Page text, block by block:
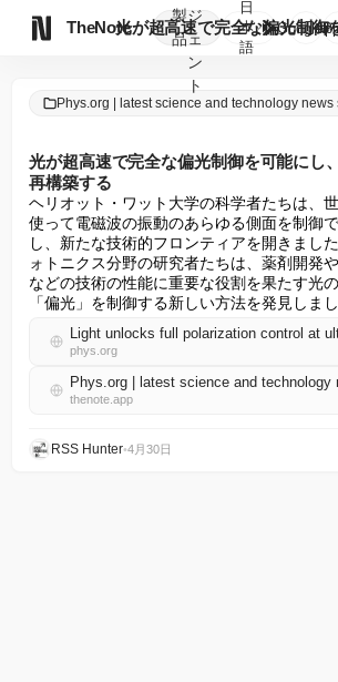
TheNote
製
品
ジ
ェ
ン
ト
日
本
語

Phys.org | latest science and technology news
光が超高速で完全な偏光制御を可能にし
再構築する
ヘリオット・ワット大学の科学者たちは、
使って電磁波の振動のあらゆる側面を制御
し、新たな技術的フロンティアを開きまし
ォトニクス分野の研究者たちは、薬剤開発
などの技術の性能に重要な役割を果たす光
「偏光」を制御する新しい方法を発見しまし
phys.org
thenote.app
RSS Hunter•4月30日